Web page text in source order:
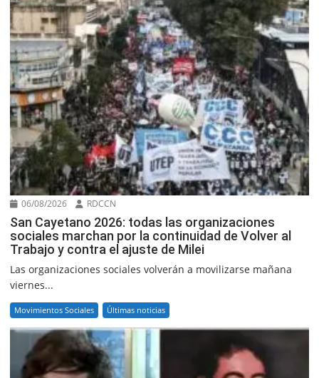
06/08/2026 RDCCN
San Cayetano 2026: todas las organizaciones
sociales marchan por la continuidad de Volver al
Trabajo y contra el ajuste de Milei
Las organizaciones sociales volverán a movilizarse mañana
viernes...
Movimientos Sociales Últimas noticias